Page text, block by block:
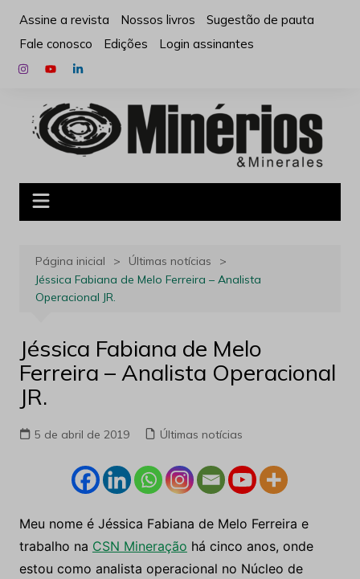
para
conteúdo
Assine a revista Nossos livros
Sugestão de pauta
Fale conosco
Edições Login assinantes
Página inicial
Últimas notícias
Jéssica Fabiana de Melo Ferreira – Analista
Operacional JR.
Jéssica Fabiana de Melo
Ferreira – Analista Operacional
JR.
5 de abril de 2019 Últimas notícias
Meu nome é Jéssica Fabiana de Melo Ferreira e
trabalho na CSN Mineração há cinco anos, onde
estou como analista operacional no Núcleo de